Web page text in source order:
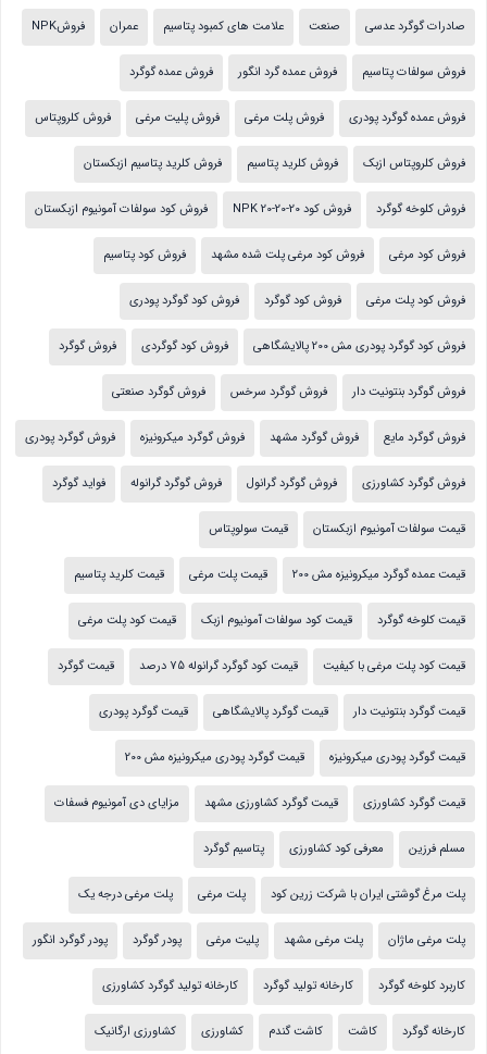
صادرات گوگرد عدسی صنعت علامت های کمبود پتاسیم عمران فروشNPK
فروش سولفات پتاسیم فروش عمده گرد انگور فروش عمده گوگرد
فروش عمده گوگرد پودری فروش پلت مرغی فروش پلیت مرغی فروش کلروپتاس
فروش کلروپتاس ازبک فروش کلرید پتاسیم فروش کلرید پتاسیم ازبکستان
فروش کلوخه گوگرد فروش کود NPK 20-20-20 فروش کود سولفات آمونیوم ازبکستان
فروش کود مرغی فروش کود مرغی پلت شده مشهد فروش کود پتاسیم
فروش کود پلت مرغی فروش کود گوگرد فروش کود گوگرد پودری
فروش کود گوگرد پودری مش 200 پالایشگاهی فروش کود گوگردی فروش گوگرد
فروش گوگرد بنتونیت دار فروش گوگرد سرخس فروش گوگرد صنعتی
فروش گوگرد مایع فروش گوگرد مشهد فروش گوگرد میکرونیزه فروش گوگرد پودری
فروش گوگرد کشاورزی فروش گوگرد گرانول فروش گوگرد گرانوله فواید گوگرد
قیمت سولفات آمونیوم ازبکستان قیمت سولوپتاس
قیمت عمده گوگرد میکرونیزه مش 200 قیمت پلت مرغی قیمت کلرید پتاسیم
قیمت کلوخه گوگرد قیمت کود سولفات آمونیوم ازبک قیمت کود پلت مرغی
قیمت کود پلت مرغی با کیفیت قیمت کود گوگرد گرانوله 75 درصد قیمت گوگرد
قیمت گوگرد بنتونیت دار قیمت گوگرد پالایشگاهی قیمت گوگرد پودری
قیمت گوگرد پودری میکرونیزه قیمت گوگرد پودری میکرونیزه مش 200
قیمت گوگرد کشاورزی قیمت گوگرد کشاورزی مشهد مزایای دی آمونیوم فسفات
مسلم فرزین معرفی کود کشاورزی پتاسیم گوگرد
پلت مرغ گوشتی ایران با شرکت زرین کود پلت مرغی پلت مرغی درجه یک
پلت مرغی ماژان پلت مرغی مشهد پلیت مرغی پودر گوگرد پودر گوگرد انگور
کاربرد کلوخه گوگرد کارخانه تولید گوگرد کارخانه تولید گوگرد کشاورزی
کارخانه گوگرد کاشت کاشت گندم کشاورزی کشاورزی ارگانیک